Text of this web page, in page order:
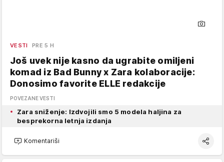
VESTI PRE 5 H
Još uvek nije kasno da ugrabite omiljeni
komad iz Bad Bunny x Zara kolaboracije:
Donosimo favorite ELLE redakcije
POVEZANE VESTI
Zara sniženje: Izdvojili smo 5 modela haljina za
besprekorna letnja izdanja
Komentariši